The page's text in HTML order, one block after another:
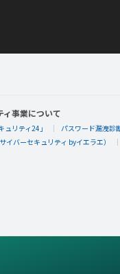
ィ事業について
リティ24」 パスワード漏洩診
イバーセキュリティ byイエラエ）